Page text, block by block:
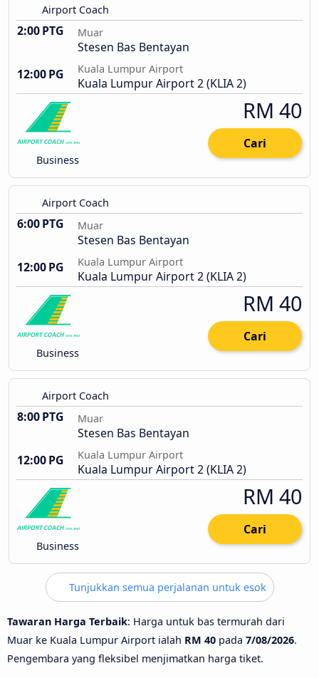
Airport Coach
2:00 PTG Muar
Stesen Bas Bentayan
12:00 PG
Kuala Lumpur Airport
Kuala Lumpur Airport 2 (KLIA 2)
Business
RM 40
Cari
Airport Coach
6:00 PTG Muar
Stesen Bas Bentayan
12:00 PG
Kuala Lumpur Airport
Kuala Lumpur Airport 2 (KLIA 2)
Business
RM 40
Cari
Airport Coach
8:00 PTG Muar
Stesen Bas Bentayan
12:00 PG
Kuala Lumpur Airport
Kuala Lumpur Airport 2 (KLIA 2)
Business
RM 40
Cari
Tunjukkan semua perjalanan untuk esok
Tawaran Harga Terbaik: Harga untuk bas termurah dari
Muar ke Kuala Lumpur Airport ialah RM 40 pada 7/08/2026.
Pengembara yang fleksibel menjimatkan harga tiket.